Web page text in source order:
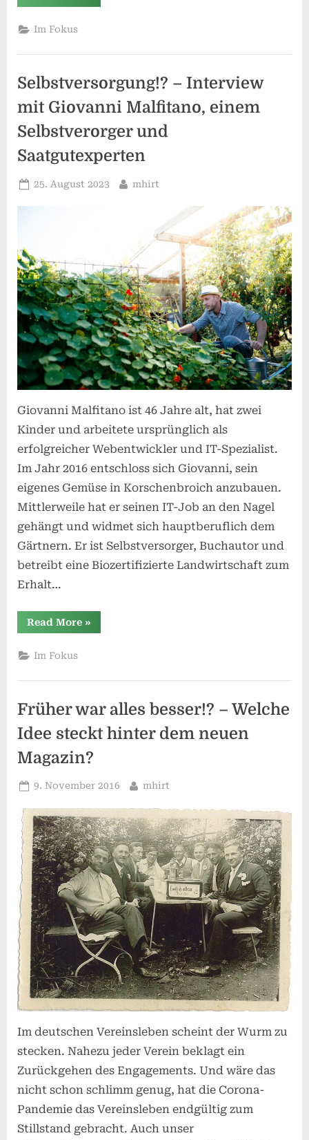
Jahre
Im Fokus
Selbstversorgung!? – Interview
mit Giovanni Malfitano, einem
Selbstverorger und
Saatgutexperten
Posted
25. August 2023 By
mhirt
Giovanni Malfitano ist 46 Jahre alt, hat zwei
Kinder und arbeitete ursprünglich als
erfolgreicher Webentwickler und IT-Spezialist.
Im Jahr 2016 entschloss sich Giovanni, sein
eigenes Gemüse in Korschenbroich anzubauen.
Mittlerweile hat er seinen IT-Job an den Nagel
gehängt und widmet sich hauptberuflich dem
Gärtnern. Er ist Selbstversorger, Buchautor und
betreibt eine Biozertifizierte Landwirtschaft zum
Erhalt…
Read More“Selbstversorgung!?
–
einem
Saatgutexperten”
»
Im Fokus
Früher war alles besser!? – Welche
Idee steckt hinter dem neuen
Magazin?
Posted
9. November 2016 By
mhirt
Im deutschen Vereinsleben scheint der Wurm zu
stecken. Nahezu jeder Verein beklagt ein
Zurückgehen des Engagements. Und wäre das
nicht schon schlimm genug, hat die Corona-
Pandemie das Vereinsleben endgültig zum
Stillstand gebracht. Auch unser